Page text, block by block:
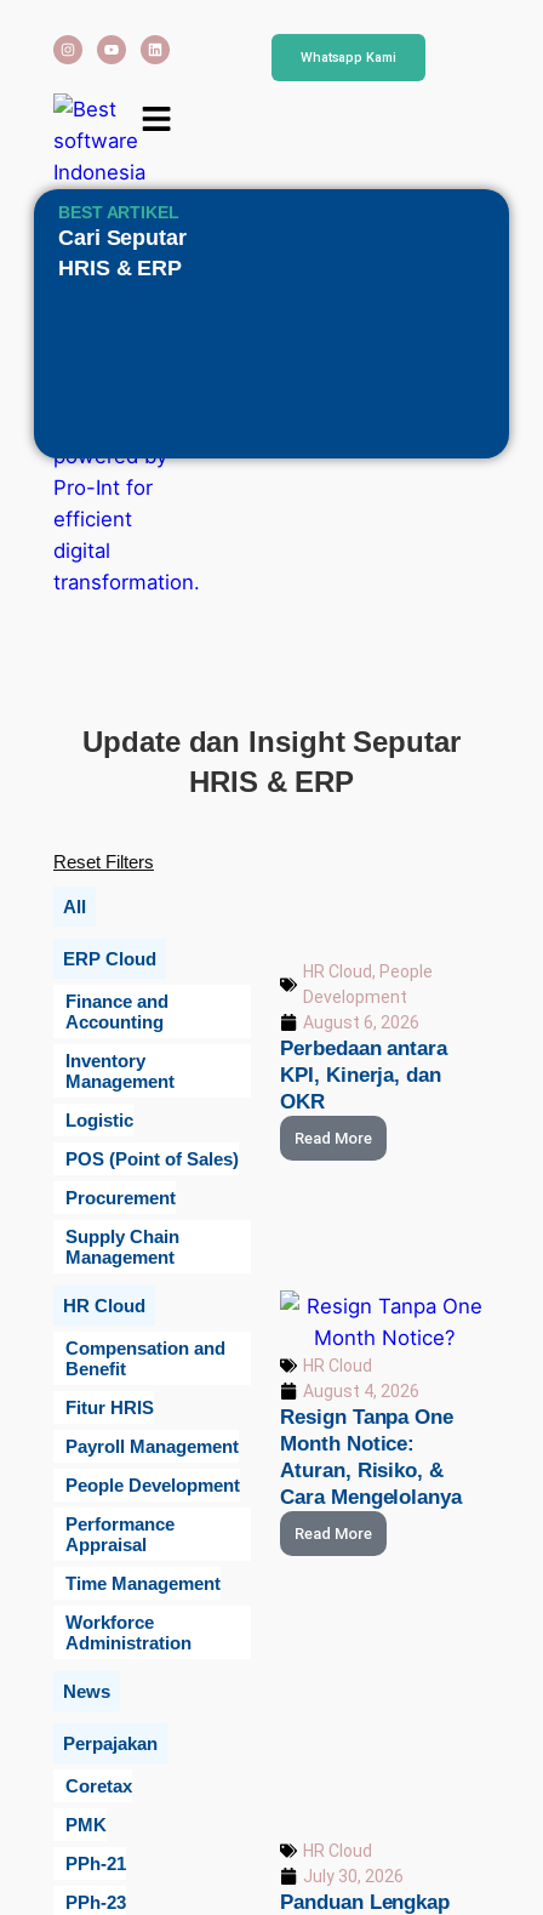
Whatsapp Kami
BEST ARTIKEL
Cari Seputar
HRIS & ERP
Update dan Insight Seputar
HRIS & ERP
All
ERP Cloud
Finance and
Accounting
Inventory
Management
Logistic
POS (Point of Sales)
Procurement
Supply Chain
Management
HR Cloud
Compensation and
Benefit
Fitur HRIS
Payroll Management
People Development
Performance
Appraisal
Time Management
Workforce
Administration
News
Perpajakan
Coretax
PMK
PPh-21
PPh-23
Reset Filters
HR Cloud, People
Development
August 6, 2026
Perbedaan antara
KPI, Kinerja, dan
OKR
Read More
HR Cloud
August 4, 2026
Resign Tanpa One
Month Notice:
Aturan, Risiko, &
Cara Mengelolanya
Read More
HR Cloud
July 30, 2026
Panduan Lengkap